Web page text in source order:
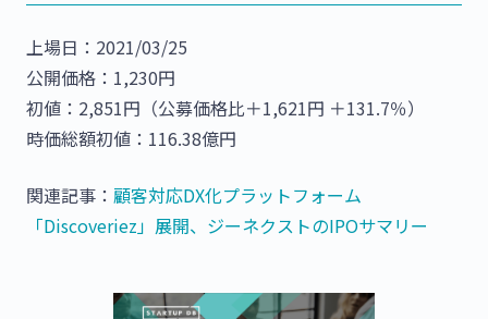
上場日：2021/03/25
公開価格：1,230円
初値：2,851円（公募価格比＋1,621円 ＋131.7％）
時価総額初値：116.38億円
関連記事： 顧客対応DX化プラットフォーム
「Discoveriez」展開、ジーネクストのIPOサマリー